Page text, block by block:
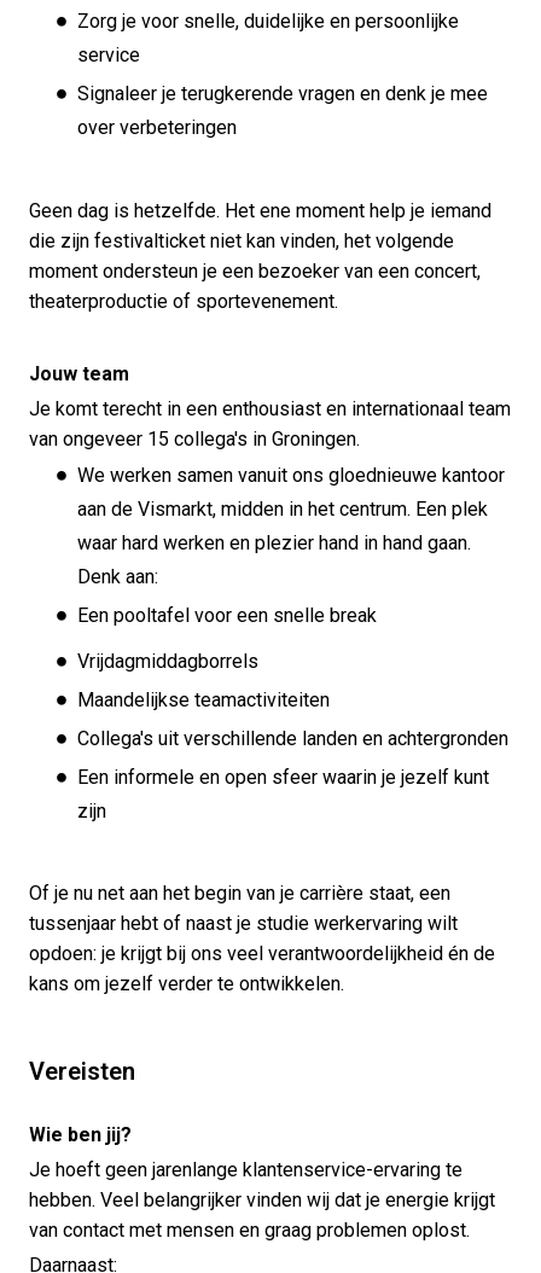
Zorg je voor snelle, duidelijke en persoonlijke
service
Signaleer je terugkerende vragen en denk je mee
over verbeteringen
Geen dag is hetzelfde. Het ene moment help je iemand
die zijn festivalticket niet kan vinden, het volgende
moment ondersteun je een bezoeker van een concert,
theaterproductie of sportevenement.
Jouw team
Je komt terecht in een enthousiast en internationaal team
van ongeveer 15 collega's in Groningen.
We werken samen vanuit ons gloednieuwe kantoor
aan de Vismarkt, midden in het centrum. Een plek
waar hard werken en plezier hand in hand gaan.
Denk aan:
Een pooltafel voor een snelle break
Vrijdagmiddagborrels
Maandelijkse teamactiviteiten
Collega's uit verschillende landen en achtergronden
Een informele en open sfeer waarin je jezelf kunt
zijn
Of je nu net aan het begin van je carrière staat, een
tussenjaar hebt of naast je studie werkervaring wilt
opdoen: je krijgt bij ons veel verantwoordelijkheid én de
kans om jezelf verder te ontwikkelen.
Vereisten
Wie ben jij?
Je hoeft geen jarenlange klantenservice-ervaring te
hebben. Veel belangrijker vinden wij dat je energie krijgt
van contact met mensen en graag problemen oplost.
Daarnaast: